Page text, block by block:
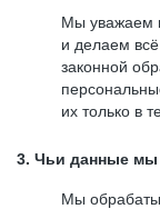
Мы уважаем
и делаем
законной
их только в
3. Чьи данные мы
Мы